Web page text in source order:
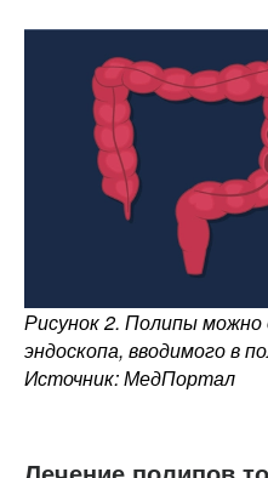
Рисунок 2. Полипы
эндоскопа, вводимого в
Источник: МедПортал